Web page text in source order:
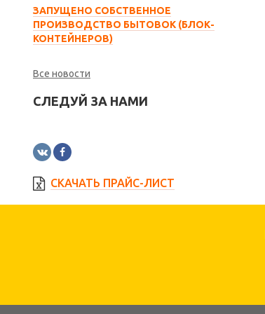
ЗАПУЩЕНО СОБСТВЕННОЕ
ПРОИЗВОДСТВО БЫТОВОК (БЛОК-
КОНТЕЙНЕРОВ)
Все новости
СЛЕДУЙ ЗА НАМИ
СКАЧАТЬ ПРАЙС-ЛИСТ